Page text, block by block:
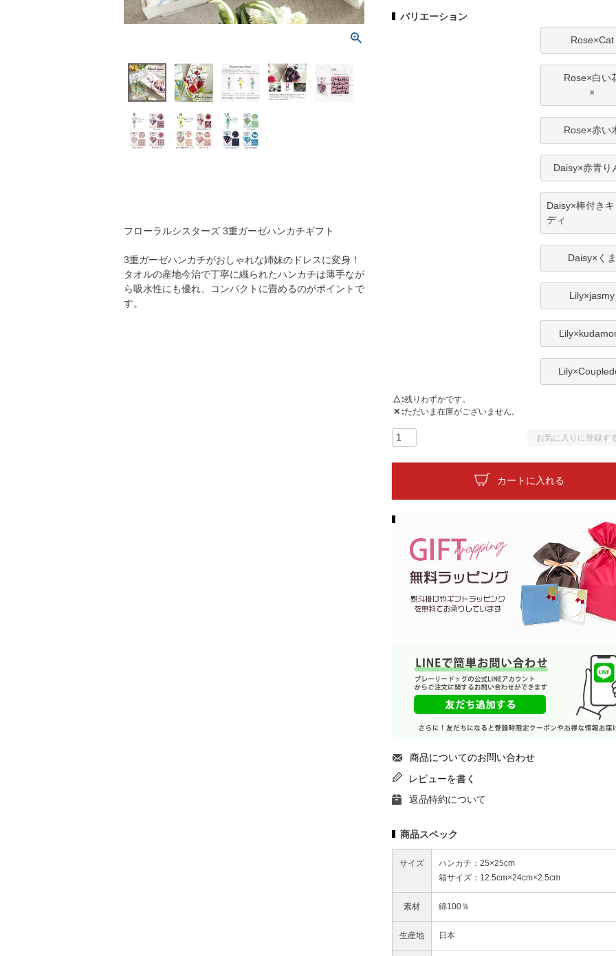
フローラルシスターズ 3重ガーゼハンカチギフト
3重ガーゼハンカチがおしゃれな姉妹のドレスに変身！
タオルの産地今治で丁寧に織られたハンカチは薄手なが
ら吸水性にも優れ、コンパクトに畳めるのがポイントで
す。
)
バリエーション
Rose×Cat
Rose×白い
×
Rose×赤い
Daisy×赤青り
Daisy×棒付き
ディ
Daisy×くま
Lily×jasmy
△ 残りわずかです。
✕ ただいま在庫がございません。
お気に入りに登録す
カートに入れる
商品についてのお問い合わせ
レビューを書く
返品特約について
商品スペック
サイズ
ハンカチ：25×25cm
箱サイズ：12.5cm×24cm×2.5cm
素材 綿100％
生産地 日本